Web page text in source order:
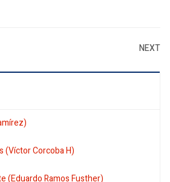
NEXT
(Víctor Corcoba H)
(Eduardo Ramos Fusther)